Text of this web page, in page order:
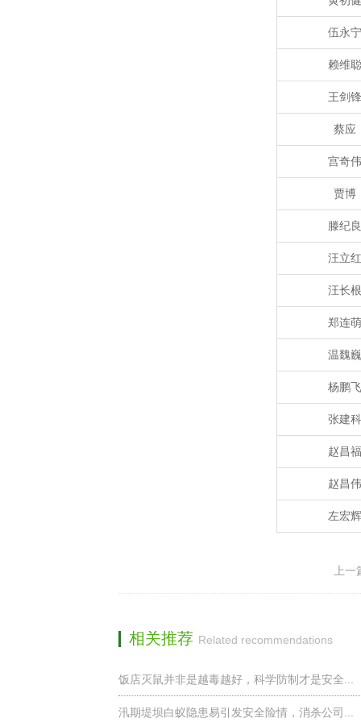
伍永宁
赖维聪
王剑锋
蔡应
宫奇伟
贾博
滕纪良
汪立红
汪长根
郑连萌
温魏巍
杨鹏飞
张建科
赵昌福
赵昌伟
左宏辉
上一
相关推荐 Related recommendations
饭店灭鼠并非是越毒越好，科学防制才是安全...
汛期堤坝白蚁隐患易引发安全险情，消杀公司...